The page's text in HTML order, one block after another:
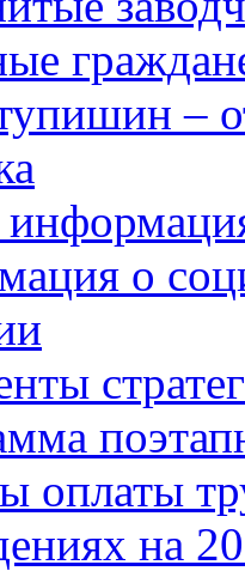
–
о
оплаты
на